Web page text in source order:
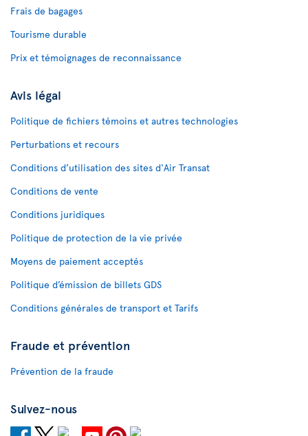
Frais de bagages
Tourisme durable
Prix et témoignages de reconnaissance
Avis légal
Politique de fichiers témoins et autres technologies
Perturbations et recours
Conditions d’utilisation des sites d'Air Transat
Conditions de vente
Conditions juridiques
Politique de protection de la vie privée
Moyens de paiement acceptés
Politique d’émission de billets GDS
Conditions générales de transport et Tarifs
Fraude et prévention
Prévention de la fraude
Suivez-nous